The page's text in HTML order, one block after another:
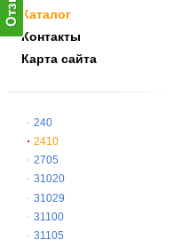
Каталог
Контакты
Карта сайта
240
2410
2705
31020
31029
31100
31105